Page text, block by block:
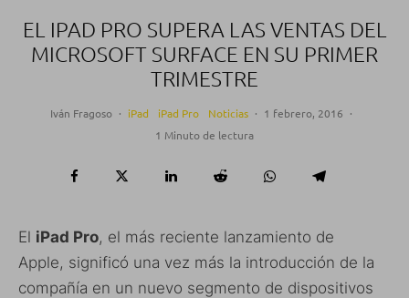
EL IPAD PRO SUPERA LAS VENTAS DEL
MICROSOFT SURFACE EN SU PRIMER
TRIMESTRE
Iván Fragoso · iPad iPad Pro Noticias · 1 febrero, 2016 ·
1 Minuto de lectura
El iPad Pro, el más reciente lanzamiento de
Apple, significó una vez más la introducción de la
compañía en un nuevo segmento de dispositivos